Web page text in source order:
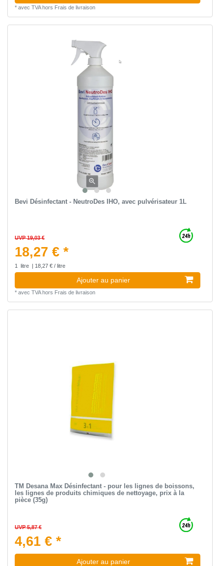
* avec TVAhors Frais de livraison
Bevi Désinfectant - NeutroDes IHO, avec pulvérisateur 1L
UVP 19,03 €
18,27 € *
1 litre | 18,27 € / litre
Ajouter au panier
* avec TVAhors Frais de livraison
TM Desana Max Désinfectant - pour les lignes de boissons,
les lignes de produits chimiques de nettoyage, prix à la
pièce (35g)
UVP 5,87 €
4,61 € *
Ajouter au panier